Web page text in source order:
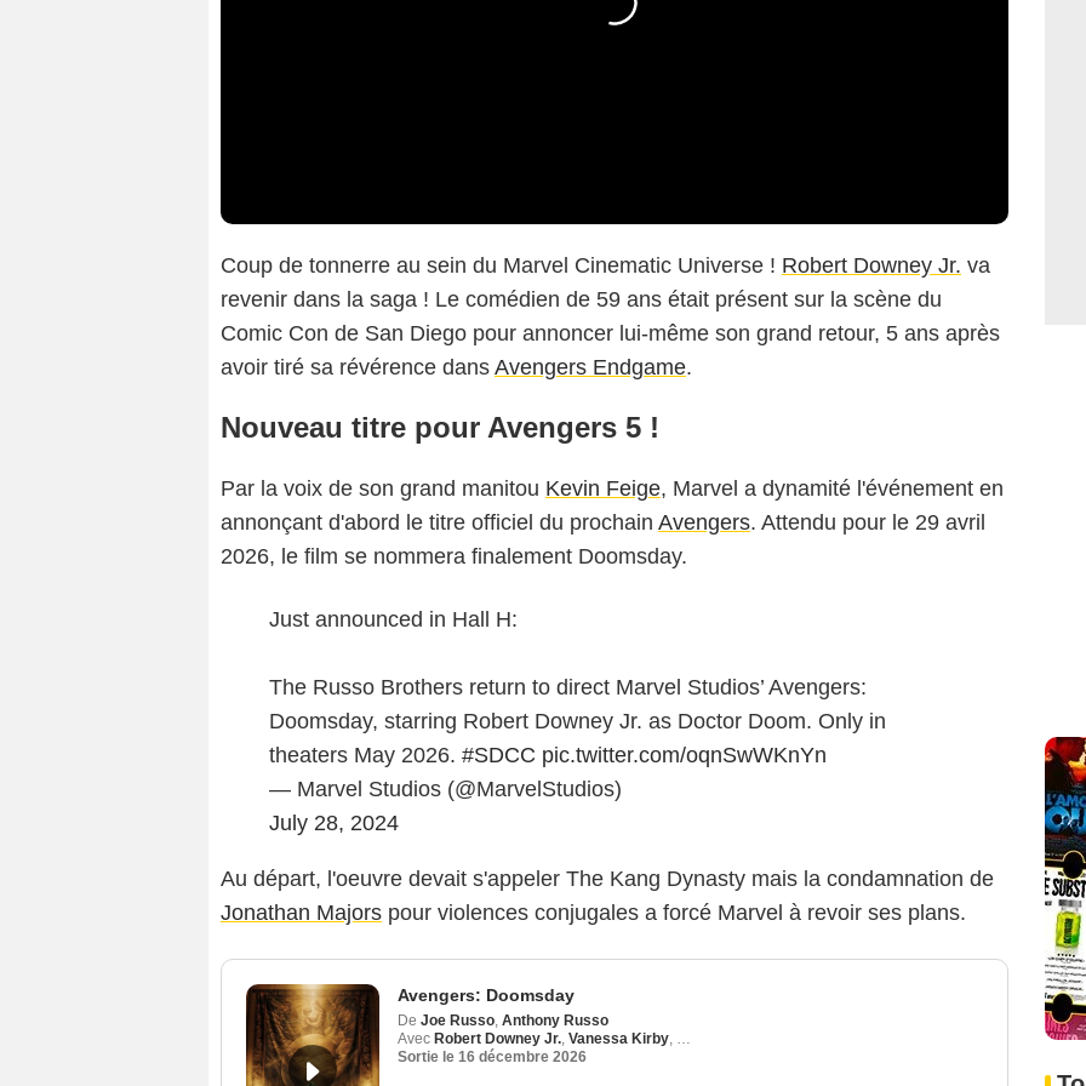
Coup de tonnerre au sein du Marvel Cinematic Universe ! Robert Downey Jr. va
revenir dans la saga ! Le comédien de 59 ans était présent sur la scène du
Comic Con de San Diego pour annoncer lui-même son grand retour, 5 ans après
avoir tiré sa révérence dans Avengers Endgame.
Nouveau titre pour Avengers 5 !
Par la voix de son grand manitou Kevin Feige, Marvel a dynamité l'événement en
annonçant d'abord le titre officiel du prochain Avengers. Attendu pour le 29 avril
2026, le film se nommera finalement Doomsday.
Just announced in Hall H:
The Russo Brothers return to direct Marvel Studios’ Avengers:
Doomsday, starring Robert Downey Jr. as Doctor Doom. Only in
theaters May 2026. #SDCC pic.twitter.com/oqnSwWKnYn
— Marvel Studios (@MarvelStudios)
July 28, 2024
Au départ, l'oeuvre devait s'appeler The Kang Dynasty mais la condamnation de
Jonathan Majors pour violences conjugales a forcé Marvel à revoir ses plans.
Avengers: Doomsday
De Joe Russo, Anthony Russo
Avec Robert Downey Jr., Vanessa Kirby, Joseph Quinn
Sortie le 16 décembre 2026